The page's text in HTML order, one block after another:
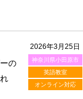
2026年3月25日
神奈川県小田原市
英語教室
オンライン対応
の